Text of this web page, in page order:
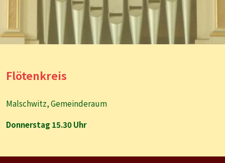
Flötenkreis
Malschwitz, Gemeinderaum
Donnerstag 15.30 Uhr